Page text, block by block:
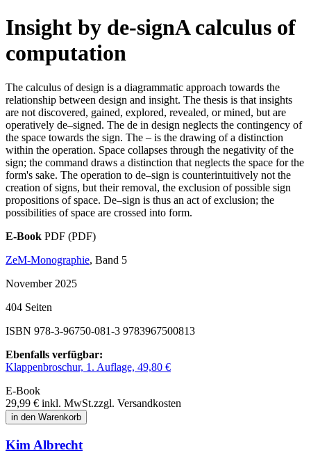
Insight by de-signA calculus of
computation
The calculus of design is a diagrammatic approach towards the
relationship between design and insight. The thesis is that insights
are not discovered, gained, explored, revealed, or mined, but are
operatively de–signed. The de in design neglects the contingency of
the space towards the sign. The – is the drawing of a distinction
within the operation. Space collapses through the negativity of the
sign; the command draws a distinction that neglects the space for the
form's sake. The operation to de–sign is counterintuitively not the
creation of signs, but their removal, the exclusion of possible sign
propositions of space. De–sign is thus an act of exclusion; the
possibilities of space are crossed into form.
E-Book PDF (PDF)
ZeM-Monographie, Band 5
November 2025
404 Seiten
ISBN 978-3-96750-081-3 9783967500813
Ebenfalls verfügbar:
Klappenbroschur, 1. Auflage, 49,80 €
E-Book
29,99 € inkl. MwSt.zzgl. Versandkosten
in den Warenkorb
Kim Albrecht